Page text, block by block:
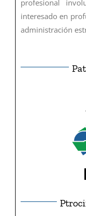
profesional
interesado en
administración